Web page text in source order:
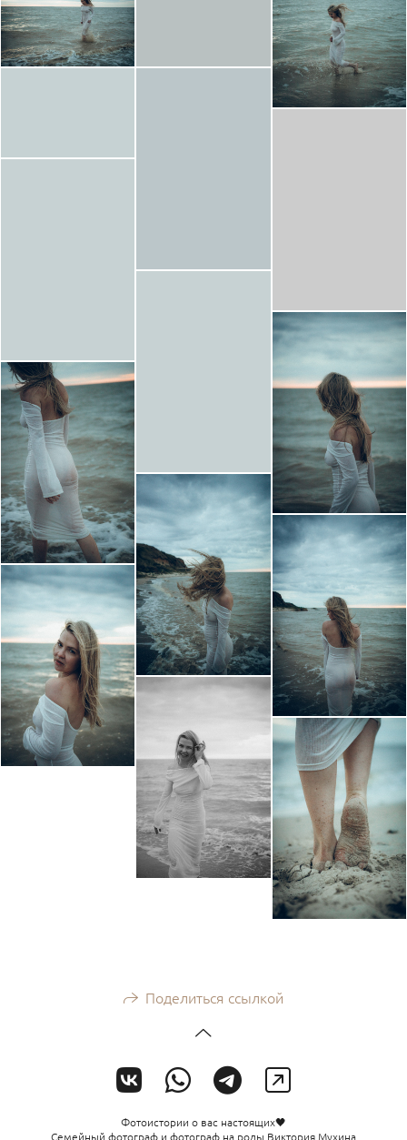
Поделиться ссылкой
Фотоистории о вас настоящих🖤
Семейный фотограф и фотограф на роды Виктория Мухина